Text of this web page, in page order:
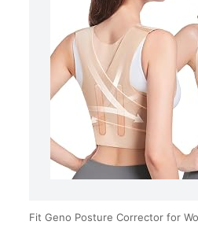
Fit Geno Posture Corrector for